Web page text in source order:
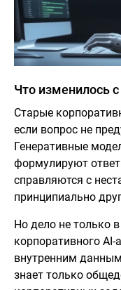
Что изменилось
Старые
если вопрос не
Генеративные
формулируют
справляются с
принципиально
Но дело не только
корпоративного
внутренним
знает только